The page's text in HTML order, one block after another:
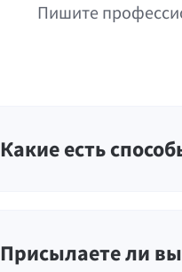
Пишите
Какие есть
Присылаете ли